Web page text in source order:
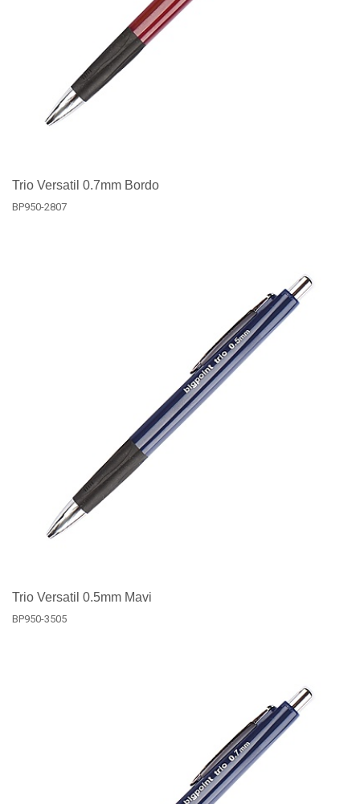
Trio Versatil 0.7mm Bordo
BP950-2807
Trio Versatil 0.5mm Mavi
BP950-3505